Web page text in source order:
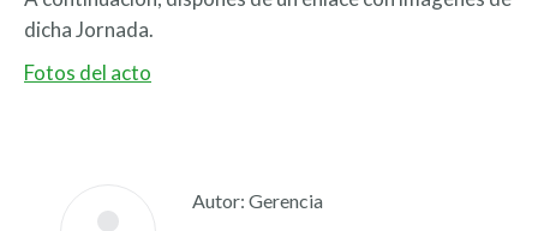
dicha Jornada.
Fotos del acto
Autor: Gerencia